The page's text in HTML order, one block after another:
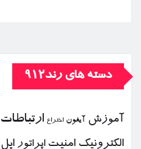
دسته های رند912
آموزش آیفون اختراع ارتباطات
الكترونیك امنیت اپراتور اپل